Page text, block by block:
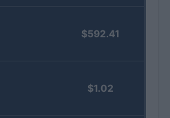
$592.41
$1.02